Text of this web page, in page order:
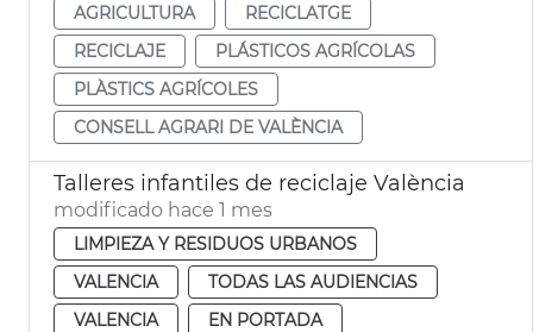
AGRICULTURA
RECICLATGE
RECICLAJE
PLÁSTICOS AGRÍCOLAS
PLÀSTICS AGRÍCOLES
CONSELL AGRARI DE VALÈNCIA
Talleres infantiles de reciclaje València
modificado hace 1 mes
LIMPIEZA Y RESIDUOS URBANOS
VALENCIA
TODAS LAS AUDIENCIAS
VALENCIA
EN PORTADA